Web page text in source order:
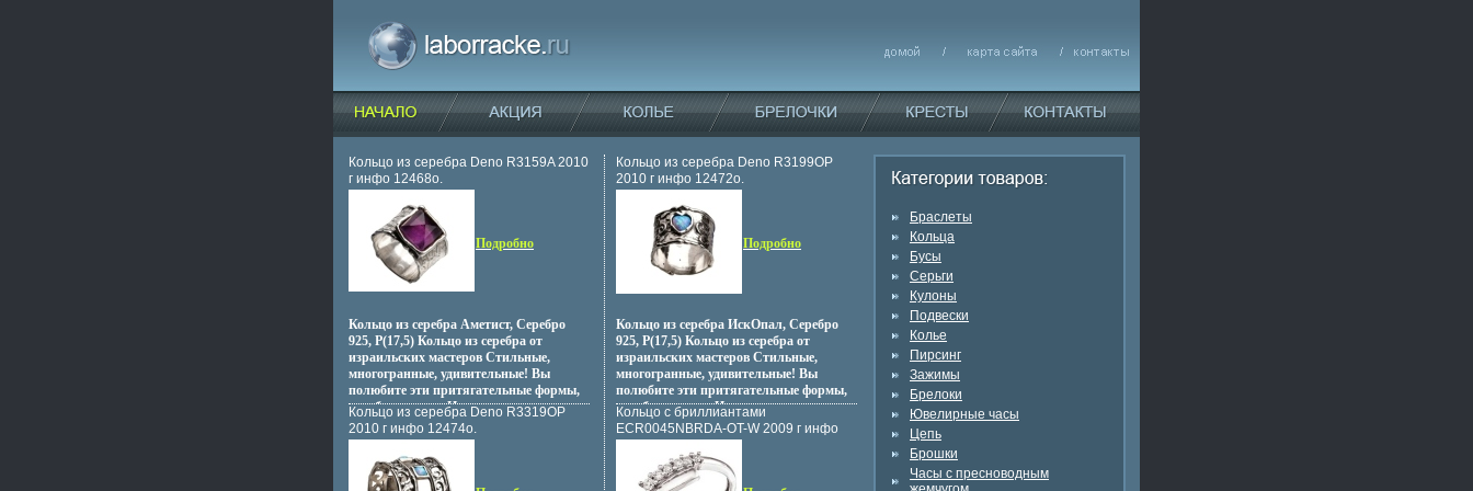
Кольцо из серебра Deno R3159A 2010
г инфо 12468o.
Подробно
Кольцо из серебра Аметист, Серебро
925, P(17,5) Кольцо из серебра от
израильских мастеров Стильные,
многогранные, удивительные! Вы
полюбите эти притягательные формы,
изгибы и линии Идеальные украшения
для жебфшмлнщин, желающих
подчеркнуть свою непревзойденную
красоту Фантастическое сочетание
серебра и полных таинственности
Кольцо из серебра Deno R3319OP
2010 г инфо 12474o.
Кольцо из серебра Deno R3199OP
2010 г инфо 12472o.
Подробно
Кольцо из серебра ИскОпал, Серебро
925, P(17,5) Кольцо из серебра от
израильских мастеров Стильные,
многогранные, удивительные! Вы
полюбите эти притягательные формы,
изгибы и линии Идеальные украшения
для жбфшлренщин, желающих
подчеркнуть свою непревзойденную
красоту Фантастическое сочетание
серебра и полных таинственности
Кольцо с бриллиантами
ECR0045NBRDA-OT-W 2009 г инфо
Браслеты
Кольца
Бусы
Серьги
Кулоны
Подвески
Колье
Пирсинг
Зажимы
Брелоки
Ювелирные часы
Цепь
Брошки
Часы с пресноводным